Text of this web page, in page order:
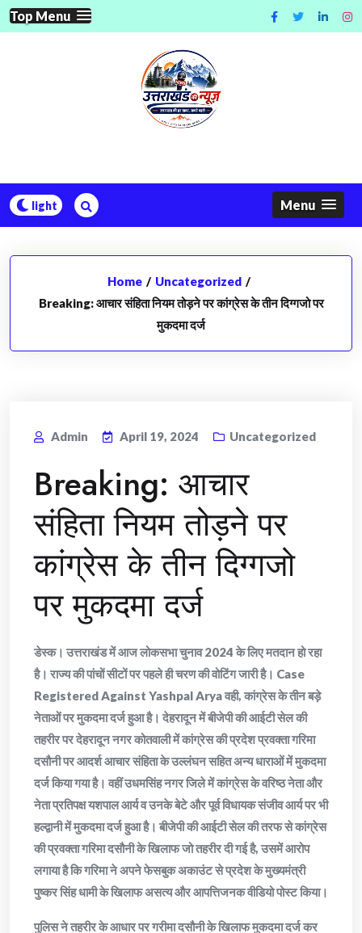
Skip
to
Top Menu
Menu
Home / Uncategorized /
Breaking: आचार संहिता नियम तोड़ने पर कांग्रेस के तीन दिग्गजो पर
मुकदमा दर्ज
Admin April 19, 2024 Uncategorized
Breaking: आचार
संहिता नियम तोड़ने पर
कांग्रेस के तीन दिग्गजो
पर मुकदमा दर्ज
डेस्क। उत्तराखंड में आज लोकसभा चुनाव 2024 के लिए मतदान हो रहा
है। राज्य की पांचों सीटों पर पहले ही चरण की वोटिंग जारी है। Case
Registered Against Yashpal Arya वही, कांग्रेस के तीन बड़े
नेताओं पर मुकदमा दर्ज हुआ है। देहरादून में बीजेपी की आईटी सेल की
तहरीर पर देहरादून नगर कोतवाली में कांग्रेस की प्रदेश प्रवक्ता गरिमा
दसौनी पर आदर्श आचार संहिता के उल्लंघन सहित अन्य धाराओं में मुकदमा
दर्ज किया गया है। वहीं उधमसिंह नगर जिले में कांग्रेस के वरिष्ठ नेता और
नेता प्रतिपक्ष यशपाल आर्य व उनके बेटे और पूर्व विधायक संजीव आर्य पर भी
हल्द्वानी में मुकदमा दर्ज हुआ है। बीजेपी की आईटी सेल की तरफ से कांग्रेस
की प्रवक्ता गरिमा दसौनी के खिलाफ जो तहरीर दी गई है, उसमें आरोप
लगाया है कि गरिमा ने अपने फेसबुक अकाउंट से प्रदेश के मुख्यमंत्री
पुष्कर सिंह धामी के खिलाफ असत्य और आपत्तिजनक वीडियो पोस्ट किया।
पुलिस ने तहरीर के आधार पर गरीमा दसौनी के खिलाफ मुकदमा दर्ज कर